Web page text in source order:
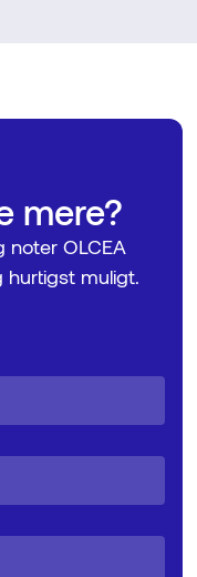
mere?
noter OLCEA
hurtigst muligt.